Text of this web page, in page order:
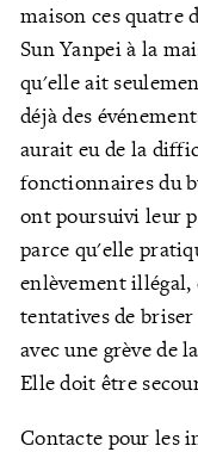
maison ces quatre
Sun Yanpei à la
qu'elle ait
déjà des
aurait eu de la
fonctionnaires du
ont poursuivi leur
parce qu'elle
enlèvement illégal,
tentatives de briser
avec une grève de
Elle doit être
Contacte pour les